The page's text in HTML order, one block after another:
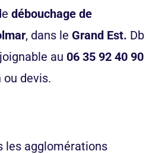
débouchage de
, dans le Grand Est. Db
au 06 35 92 40 90
devis.
les agglomérations